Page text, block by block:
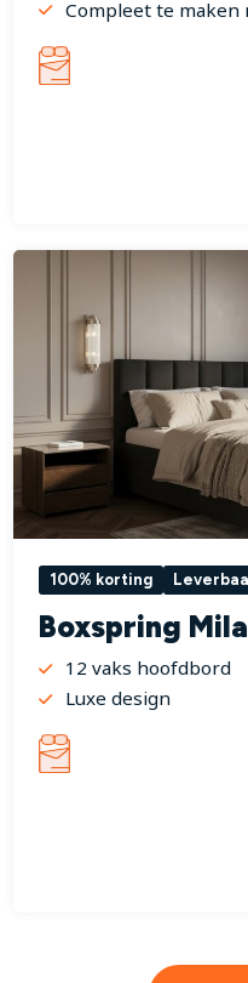
Compleet te
100% korting
Boxspring Mila
12 vaks hoofdbord
Luxe design